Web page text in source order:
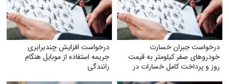
درخواست جبران خسارت
خودروهای صفر کیلومتر به قیمت
روز و پرداخت کامل خسارات در
درخواست افزایش چندبرابری
جریمه استفاده از موبایل هنگام
رانندگی